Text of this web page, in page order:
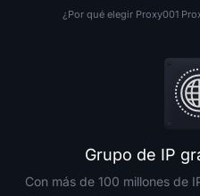
¿Por qué elegir Proxy001
Grupo de IP
Con más de 100 millones de